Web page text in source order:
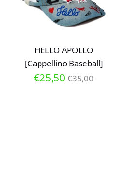
HELLO APOLLO
[Cappellino Baseball]
€25,50 Prezzo
€35,00